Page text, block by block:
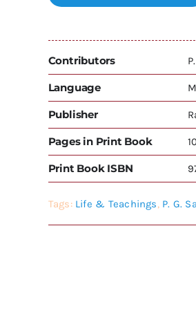
Contributors
Language
Publisher
Pages in Print Book
Print Book ISBN
Tags: Life & Teachings, P. G.